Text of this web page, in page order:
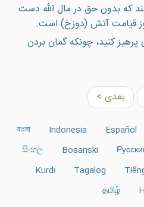
كه بدون حق در مال الله دست
قيامت آتش (دوزخ) است.
پرهيز كنيد، چونكه گمان بردن
بعدی >
Español
Indonesia
বাংলা
Bosanski
සිංහල
Tagalog
Kurdî
தமிழ்